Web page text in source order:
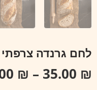
לחם גרנדה צרפתי
₪
–
₪